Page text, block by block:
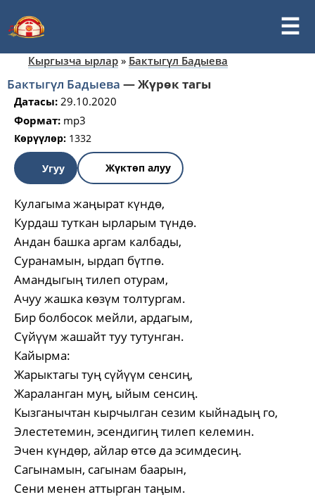
Кыргызча ырлар » Бактыгүл Бадыева
Бактыгүл Бадыева —Жүрөк тагы
Датасы: 29.10.2020
Формат: mp3
Көрүүлөр: 1332
Угуу Жүктөп алуу
Кулагыма жаңырат күндө,
Курдаш туткан ырларым түндө.
Андан башка аргам калбады,
Суранамын, ырдап бүтпө.
Амандыгың тилеп отурам,
Ачуу жашка көзүм толтургам.
Бир болбосок мейли, ардагым,
Сүйүүм жашайт туу тутунган.
Кайырма:
Жарыктагы туң сүйүүм сенсиң,
Жараланган муң, ыйым сенсиң.
Кызганычтан кырчылган сезим кыйнадың го,
Элестетемин, эсендигиң тилеп келемин.
Эчен күндөр, айлар өтсө да эсимдесиң.
Сагынамын, сагынам баарын,
Сени менен аттырган таңым.